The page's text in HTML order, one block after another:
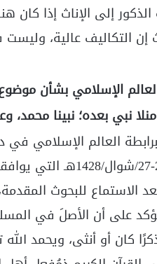
إلى الإناث إذا كان
التكاليف عالية،
الإسلامي بشأن
نبي بعده؛ نبينا محمد،
العالم الإسلامي في
الاستماع للبحوث
على أن الأصلَ في
كان أو أنثى، ويحمد